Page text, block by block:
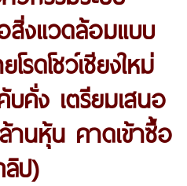
สิ่งแวดล้อมแบบ
รดโชว์เชียงใหม่
คั่ง เตรียมเสนอ
นหุ้น คาดเข้าซื้อ
ป)